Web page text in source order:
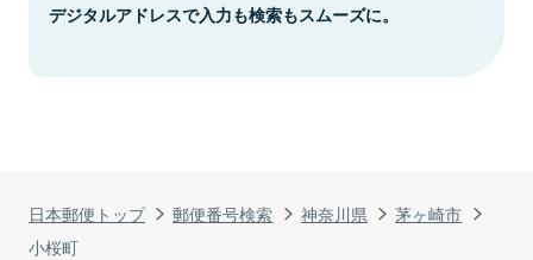
日本郵便トップ 郵便番号検索 神奈川県
茅ヶ崎市
小桜町
デジタルアドレスで入力も検索もスムーズに。